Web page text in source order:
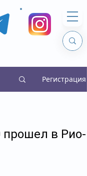
Регистрация
прошел в Рио-